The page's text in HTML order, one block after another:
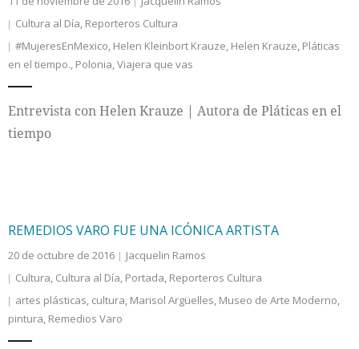
Cultura al Día, Reporteros Cultura
#MujeresEnMexico, Helen Kleinbort Krauze, Helen Krauze, Pláticas
en el tiempo., Polonia,Viajera que vas
Entrevista con Helen Krauze | Autora de Pláticas en el
tiempo
REMEDIOS VARO FUE UNA ICÓNICA ARTISTA
20 de octubre de 2016
Jacquelin Ramos
Cultura, Cultura al Día, Portada, Reporteros Cultura
artes plásticas, cultura, Marisol Argüelles, Museo de Arte Moderno,
pintura, Remedios Varo